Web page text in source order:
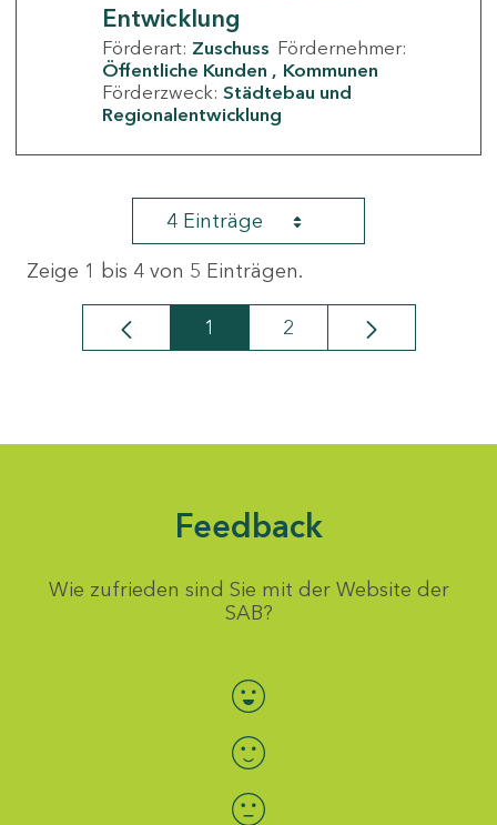
Entwicklung
Förderart: Zuschuss Fördernehmer:
Öffentliche Kunden
Kommunen
Förderzweck: Städtebau und
Regionalentwicklung
4 Einträge
Zeige 1 bis 4 von 5 Einträgen.
Seite
1 Seite
2
Feedback
Wie zufrieden sind Sie mit der Website der
SAB?
Bewertung auswählen